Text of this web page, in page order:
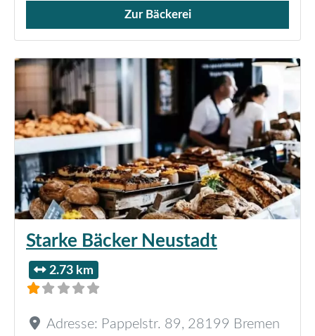
Verkauf von Brötchen,
Zur Bäckerei
Starke Bäcker Neustadt
2.73 km
Adresse: Pappelstr. 89, 28199 Bremen